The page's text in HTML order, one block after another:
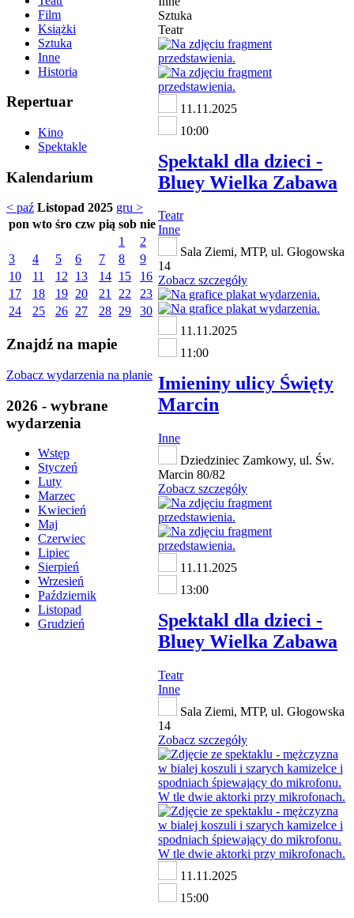
Film
Książki
Sztuka
Inne
Historia
Repertuar
Kino
Spektakle
Kalendarium
< paź Listopad 2025 gru >
pon wto śro czw pią sob nie
1
2
3
4 5 6 7 8
9
10
11 12 13 14 15
16
17
18 19 20 21 22
23
24
25 26 27 28 29 30
Znajdź na mapie
Zobacz wydarzenia na planie
2026 - wybrane
wydarzenia
Wstęp
Styczeń
Luty
Marzec
Kwiecień
Maj
Czerwiec
Lipiec
Sierpień
Wrzesień
Październik
Listopad
Grudzień
Sztuka
Teatr
11.11.2025
10:00
Spektakl dla dzieci -
Bluey Wielka Zabawa
Teatr
Inne
Sala Ziemi, MTP, ul. Głogowska
14
Zobacz szczegóły
11.11.2025
11:00
Imieniny ulicy Święty
Marcin
Inne
Dziedziniec Zamkowy, ul. Św.
Marcin 80/82
Zobacz szczegóły
11.11.2025
13:00
Spektakl dla dzieci -
Bluey Wielka Zabawa
Teatr
Inne
Sala Ziemi, MTP, ul. Głogowska
14
Zobacz szczegóły
11.11.2025
15:00